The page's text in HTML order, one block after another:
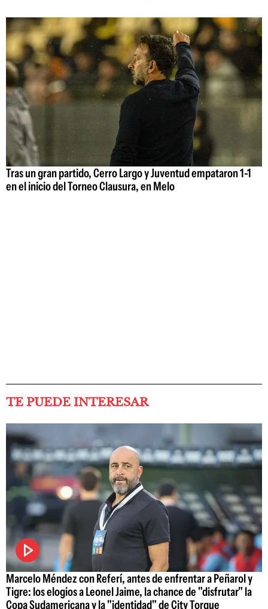
Tras un gran partido, Cerro Largo y Juventud empataron 1-1
en el inicio del Torneo Clausura, en Melo
TE PUEDE INTERESAR
Marcelo Méndez con Referí, antes de enfrentar a Peñarol y
Tigre: los elogios a Leonel Jaime, la chance de "disfrutar" la
Copa Sudamericana y la "identidad" de City Torque